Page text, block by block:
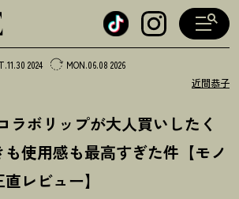
ーズ ウェブ
2024 MON.06.08 2026
近間恭子
ラボリップが大人買いしたく
使用感も最高すぎた件【モノ
レビュー】